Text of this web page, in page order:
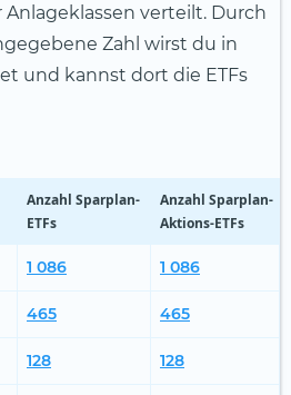
Anlageklassen verteilt. Durch
Zahl wirst du in
und kannst dort die ETFs
Anzahl Sparplan-
ETFs
Anzahl Sparplan-
Aktions-ETFs
1 086 1 086
465 465
128 128